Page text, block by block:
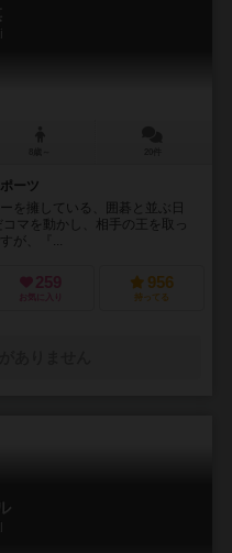
ーツ
を擁している、囲碁と並ぶ日
マを動かし、相手の王を取っ
が、『...
259
お気に入り
956
持ってる